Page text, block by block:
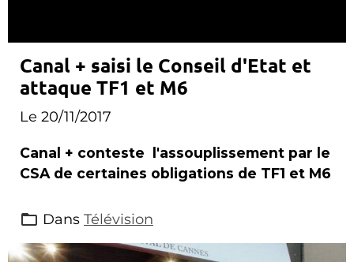
Canal + saisi le Conseil d'Etat et
attaque TF1 et M6
Le 20/11/2017
Canal + conteste l'assouplissement par le
CSA de certaines obligations de TF1 et M6
Dans Télévision